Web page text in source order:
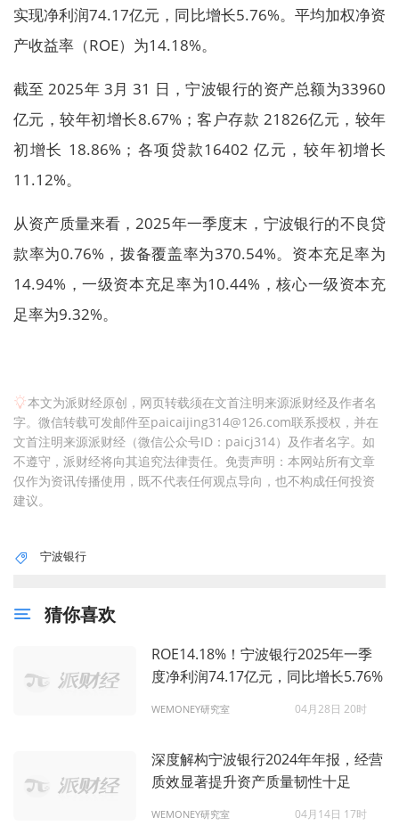
实现净利润74.17亿元，同比增长5.76%。平均加权净资
产收益率（ROE）为14.18%。
截至 2025年 3月 31 日，宁波银行的资产总额为33960
亿元，较年初增长8.67%；客户存款 21826亿元，较年
初增长 18.86%；各项贷款16402 亿元，较年初增长
11.12%。
从资产质量来看，2025年一季度末，宁波银行的不良贷
款率为0.76%，拨备覆盖率为370.54%。资本充足率为
14.94%，一级资本充足率为10.44%，核心一级资本充
足率为9.32%。
本文为派财经原创，网页转载须在文首注明来源派财经及作者名
字。微信转载可发邮件至paicaijing314@126.com联系授权，并在
文首注明来源派财经（微信公众号ID：paicj314）及作者名字。如
不遵守，派财经将向其追究法律责任。免责声明：本网站所有文章
仅作为资讯传播使用，既不代表任何观点导向，也不构成任何投资
建议。
宁波银行
猜你喜欢
ROE14.18%！宁波银行2025年一季
度净利润74.17亿元，同比增长5.76%
WEMONEY研究室 04月28日 20时
深度解构宁波银行2024年年报，经营
质效显著提升资产质量韧性十足
WEMONEY研究室 04月14日 17时